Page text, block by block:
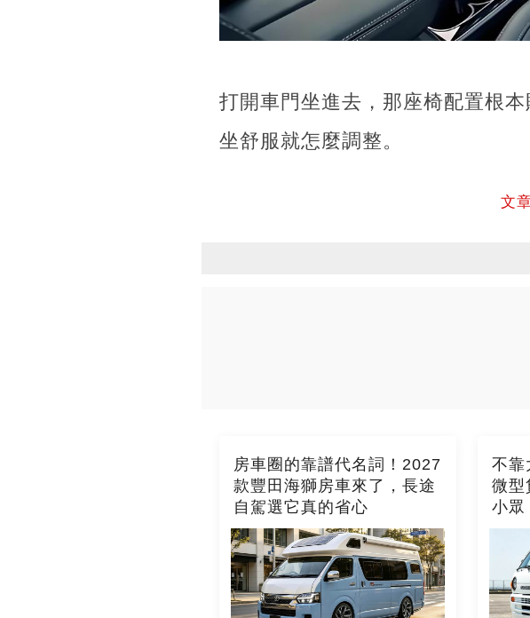
打開車門坐進去，那座椅配置根
坐舒服就怎麼調整。
文
房車圈的靠譜代名詞！2027
款豐田海獅房車來了，長途
自駕選它真的省心
不靠
微型
小眾